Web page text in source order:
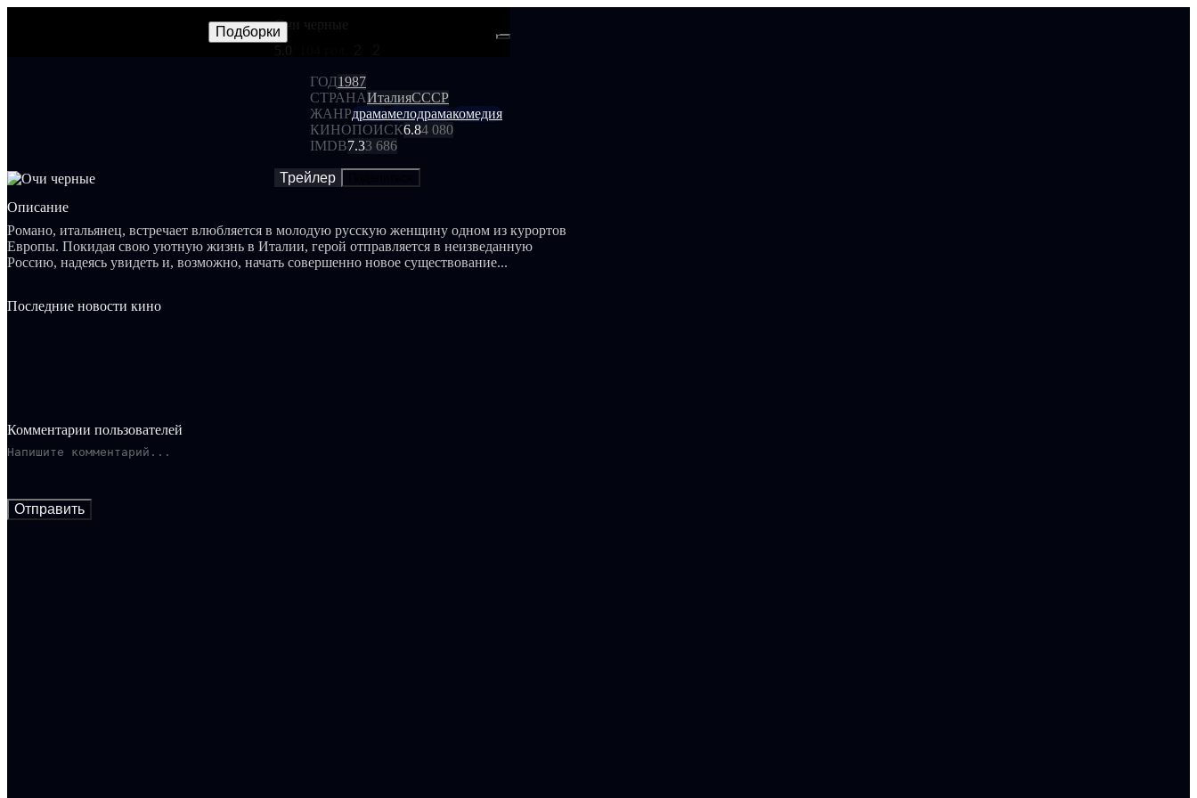
Подборки Frames
Очи черные
5.0
ГОД1987
СТРАНАИталияСССР
ЖАНРдрамамелодрамакомедия
КИНОПОИСК6.84 080
IMDB7.33 686
Трейлер
Описание
Романо, итальянец, встречает влюбляется в молодую русскую женщину одном из курортов
Европы. Покидая свою уютную жизнь в Италии, герой отправляется в неизведанную
Россию, надеясь увидеть и, возможно, начать совершенно новое существование...
Последние новости кино
Комментарии пользователей
Отправить